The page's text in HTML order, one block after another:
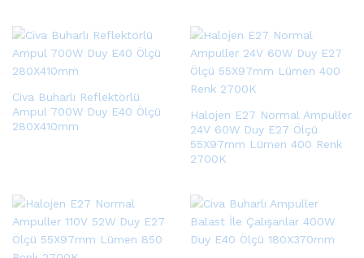
Civa Buharlı Reflektörlü
Ampul 700W Duy E40 Ölçü
280X410mm
Halojen E27 Normal Ampuller
24V 60W Duy E27 Ölçü
55X97mm Lümen 400 Renk
2700K